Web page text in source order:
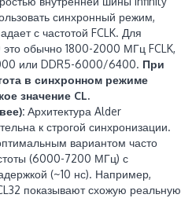
синхронный режим,
с частотой FCLK. Для
обычно 1800-2000 МГц FCLK,
или DDR5-6000/6400. При
в синхронном режиме
значение CL.
Архитектура Alder
к строгой синхронизации.
вариантом часто
(6000-7200 МГц) с
(~10 нс). Например,
показывают схожую реальную